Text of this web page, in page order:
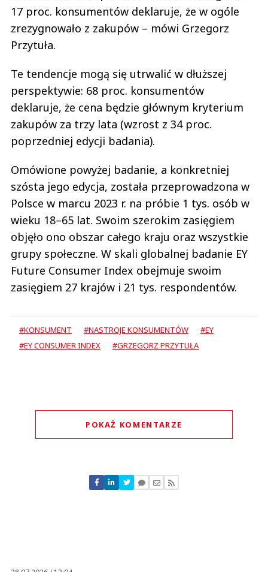
17 proc. konsumentów deklaruje, że w ogóle
zrezygnowało z zakupów – mówi Grzegorz
Przytuła.
Te tendencje mogą się utrwalić w dłuższej
perspektywie: 68 proc. konsumentów
deklaruje, że cena będzie głównym kryterium
zakupów za trzy lata (wzrost z 34 proc.
poprzedniej edycji badania).
Omówione powyżej badanie, a konkretniej
szósta jego edycja, została przeprowadzona w
Polsce w marcu 2023 r. na próbie 1 tys. osób w
wieku 18–65 lat. Swoim szerokim zasięgiem
objęło ono obszar całego kraju oraz wszystkie
grupy społeczne. W skali globalnej badanie EY
Future Consumer Index obejmuje swoim
zasięgiem 27 krajów i 21 tys. respondentów.
#KONSUMENT #NASTROJE KONSUMENTÓW
#EY
#EY CONSUMER INDEX
#GRZEGORZ PRZYTUŁA
POKAŻ KOMENTARZE